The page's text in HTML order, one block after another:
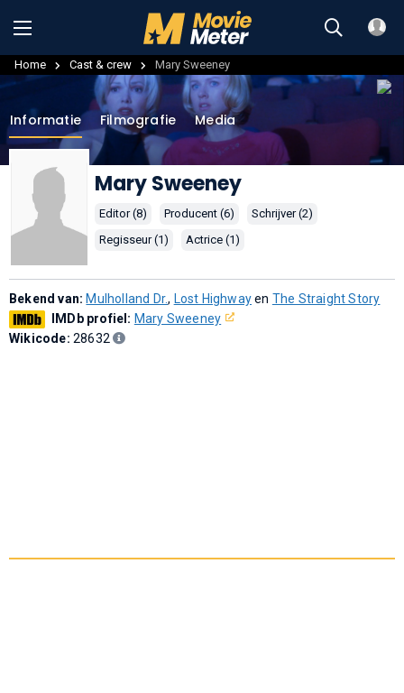
Home Cast & crew Mary Sweeney
Informatie Filmografie Media
Mary Sweeney
Editor (8) Producent (6)
Schrijver (2)
Regisseur (1)
Actrice (1)
Bekend van: Mulholland Dr., Lost Highwayen The Straight Story
IMDb profiel: Mary Sweeney
Wikicode: 28632